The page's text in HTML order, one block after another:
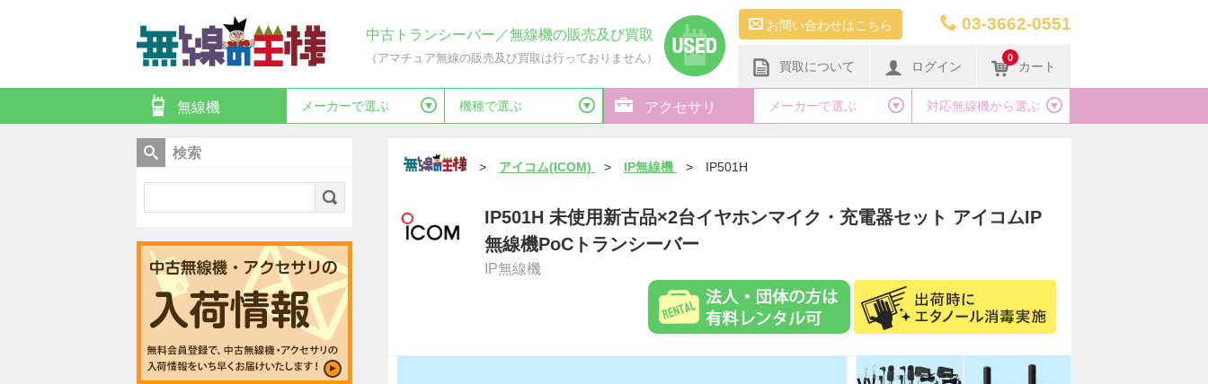
中古トランシーバー／無線機の販売及び買取
（アマチュア無線の販売及び買取は行っておりません）
お問い合わせはこちら 03-3662-0551
買取について ログイン
0
カート
無線機 メーカーで選ぶ 機種で選ぶ アクセサリ メーカーで選ぶ 対応無線機から選ぶ
> アイコム(ICOM) > IP無線機 > IP501H
IP501H 未使用新古品×2台イヤホンマイク・充電器セット アイコムIP
無線機PoCトランシーバー
IP無線機
検索